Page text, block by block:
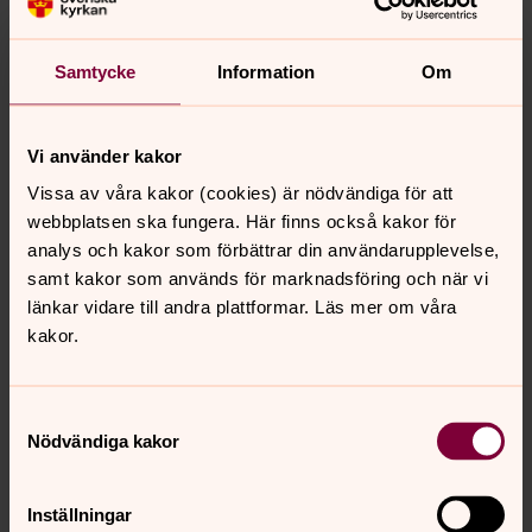
Samtycke Information Om
Vi använder kakor
Vissa av våra kakor (cookies) är nödvändiga för att
webbplatsen ska fungera. Här finns också kakor för
analys och kakor som förbättrar din användarupplevelse,
samt kakor som används för marknadsföring och när vi
länkar vidare till andra plattformar. Läs mer om våra
kakor.
Nödvändiga kakor
Inställningar
adress, telefonnummer och e-postadress.
Personnummer samlas in för att vi ska kunna få bidrag
från Sensus studieförbund. Under din tid i gruppen kan
vi även komma att behandla foton och filmer där du
För din anhörige rör det sig vanligtvis om namn, relation
och telefonnummer.
Hur länge behandlar vi personuppgifterna?
under tiden du deltar i vår verksamhet. Vid terminsstart
inaktuella blanketter med personuppgifter.
Vilka rättigheter har du?